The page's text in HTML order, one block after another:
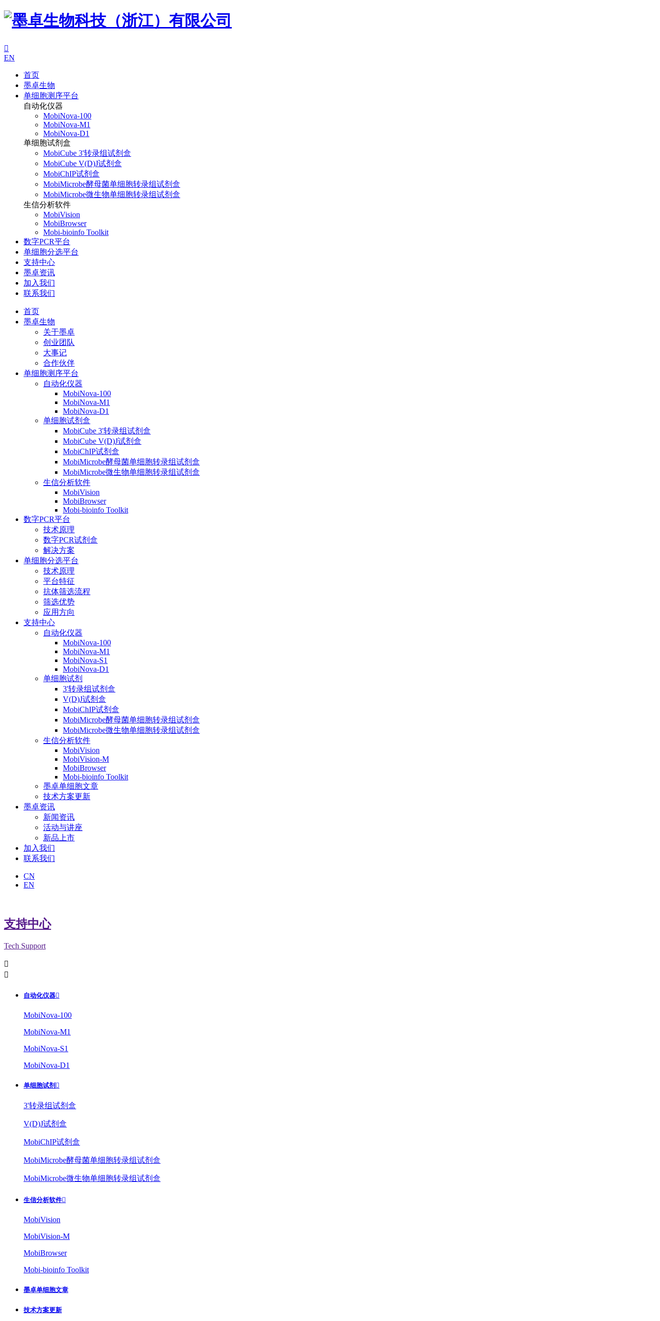

EN
首页
墨卓生物
单细胞测序平台
自动化仪器
MobiNova-100
MobiNova-M1
MobiNova-D1
单细胞试剂盒
MobiCube 3'转录组试剂盒
MobiCube V(D)J试剂盒
MobiChIP试剂盒
MobiMicrobe酵母菌单细胞转录组试剂盒
MobiMicrobe微生物单细胞转录组试剂盒
生信分析软件
MobiVision
MobiBrowser
Mobi-bioinfo Toolkit
数字PCR平台
单细胞分选平台
支持中心
墨卓资讯
加入我们
联系我们
首页
墨卓生物
关于墨卓
创业团队
大事记
合作伙伴
单细胞测序平台
自动化仪器
MobiNova-100
MobiNova-M1
MobiNova-D1
单细胞试剂盒
MobiCube 3'转录组试剂盒
MobiCube V(D)J试剂盒
MobiChIP试剂盒
MobiMicrobe酵母菌单细胞转录组试剂盒
MobiMicrobe微生物单细胞转录组试剂盒
生信分析软件
MobiVision
MobiBrowser
Mobi-bioinfo Toolkit
数字PCR平台
技术原理
数字PCR试剂盒
解决方案
单细胞分选平台
技术原理
平台特征
抗体筛选流程
筛选优势
应用方向
支持中心
自动化仪器
MobiNova-100
MobiNova-M1
MobiNova-S1
MobiNova-D1
单细胞试剂
3'转录组试剂盒
V(D)J试剂盒
MobiChIP试剂盒
MobiMicrobe酵母菌单细胞转录组试剂盒
MobiMicrobe微生物单细胞转录组试剂盒
生信分析软件
MobiVision
MobiVision-M
MobiBrowser
Mobi-bioinfo Toolkit
墨卓单细胞文章
技术方案更新
墨卓资讯
新闻资讯
活动与讲座
新品上市
加入我们
联系我们
CN
EN
支持中心
Tech Support


自动化仪器
MobiNova-100
MobiNova-M1
MobiNova-S1
MobiNova-D1
单细胞试剂 
3'转录组试剂盒
V(D)J试剂盒
MobiChIP试剂盒
MobiMicrobe酵母菌单细胞转录组试剂盒
MobiMicrobe微生物单细胞转录组试剂盒
生信分析软件
MobiVision
MobiVision-M
MobiBrowser
Mobi-bioinfo Toolkit
墨卓单细胞文章
技术方案更新